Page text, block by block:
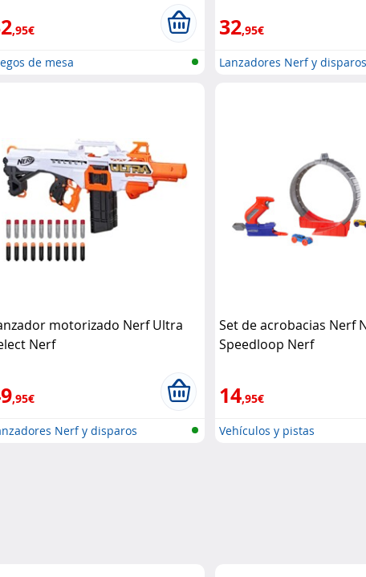
,95€
de mesa
32,95€
Lanzadores Nerf y
motorizado Nerf Ultra
Nerf
,95€
Nerf y disparos
Set de acrobacias Nerf
Speedloop Nerf
14,95€
Vehículos y pistas